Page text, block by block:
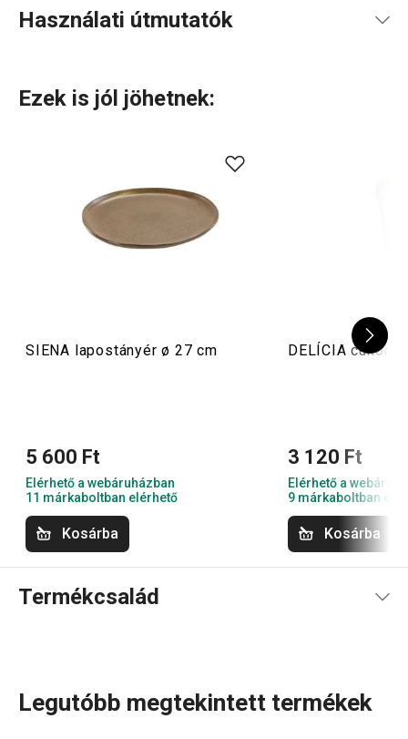
Használati útmutatók
Használati útmutató és biztonsági információk
Ezek is jól jöhetnek:
SIENA lapostányér ø 27 cm
5 600 Ft
Elérhető a webáruházban
11 márkaboltban elérhető
Kosárba
DELÍCIA
3 120 Ft
Elérhető a
9 márkaboltban
Kosárba
Termékcsalád
Legutóbb megtekintett termékek